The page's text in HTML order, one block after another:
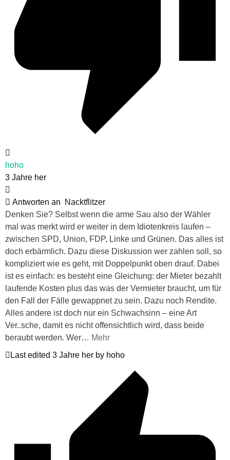
hoho
3 Jahre her
Antworten an
Nacktflitzer
Denken Sie? Selbst wenn die arme Sau also der Wähler
mal was merkt wird er weiter in dem Idiotenkreis laufen –
zwischen SPD, Union, FDP, Linke und Grünen. Das alles ist
doch erbärmlich. Dazu diese Diskussion wer zahlen soll, so
kompliziert wie es geht, mit Doppelpunkt oben drauf. Dabei
ist es einfach: es besteht eine Gleichung: der Mieter bezahlt
laufende Kosten plus das was der Vermieter braucht, um für
den Fall der Fälle gewappnet zu sein. Dazu noch Rendite.
Alles andere ist doch nur ein Schwachsinn – eine Art
Ver..sche, damit es nicht offensichtlich wird, dass beide
beraubt werden. Wer… Mehr
Last edited 3 Jahre her by hoho